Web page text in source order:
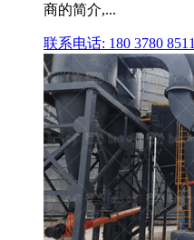
商的简介,...
联系电话: 180 3780 8511